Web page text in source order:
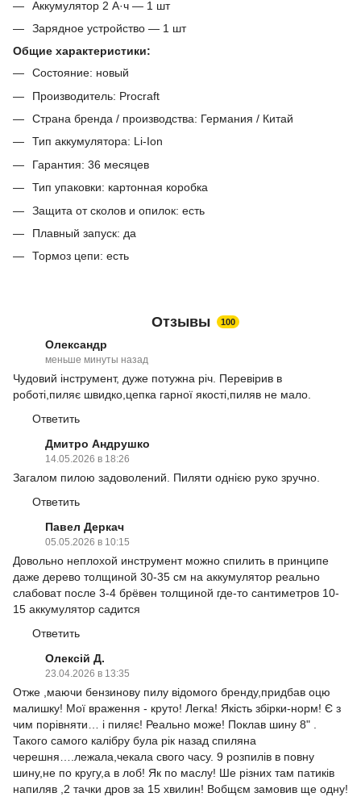
Аккумулятор 2 А·ч — 1 шт
Зарядное устройство — 1 шт
Общие характеристики:
Состояние: новый
Производитель: Procraft
Страна бренда / производства: Германия / Китай
Тип аккумулятора: Li-Ion
Гарантия: 36 месяцев
Тип упаковки: картонная коробка
Защита от сколов и опилок: есть
Плавный запуск: да
Тормоз цепи: есть
Отзывы 100
Олександр
меньше минуты назад
Чудовий інструмент, дуже потужна річ. Перевірив в
роботі,пиляє швидко,цепка гарної якості,пиляв не мало.
Ответить
Дмитро Андрушко
14.05.2026 в 18:26
Загалом пилою задоволений. Пиляти однією руко зручно.
Ответить
Павел Деркач
05.05.2026 в 10:15
Довольно неплохой инструмент можно спилить в принципе
даже дерево толщиной 30-35 см на аккумулятор реально
слабоват после 3-4 брёвен толщиной где-то сантиметров 10-
15 аккумулятор садится
Ответить
Олексій Д.
23.04.2026 в 13:35
Отже ,маючи бензинову пилу відомого бренду,придбав оцю
малишку! Мої враження - круто! Легка! Якість збірки-норм! Є з
чим порівняти… і пиляє! Реально може! Поклав шину 8" .
Такого самого калібру була рік назад спиляна
черешня….лежала,чекала свого часу. 9 розпилів в повну
шину,не по кругу,а в лоб! Як по маслу! Ше різних там патиків
напиляв ,2 тачки дров за 15 хвилин! Вобщєм замовив ще одну!